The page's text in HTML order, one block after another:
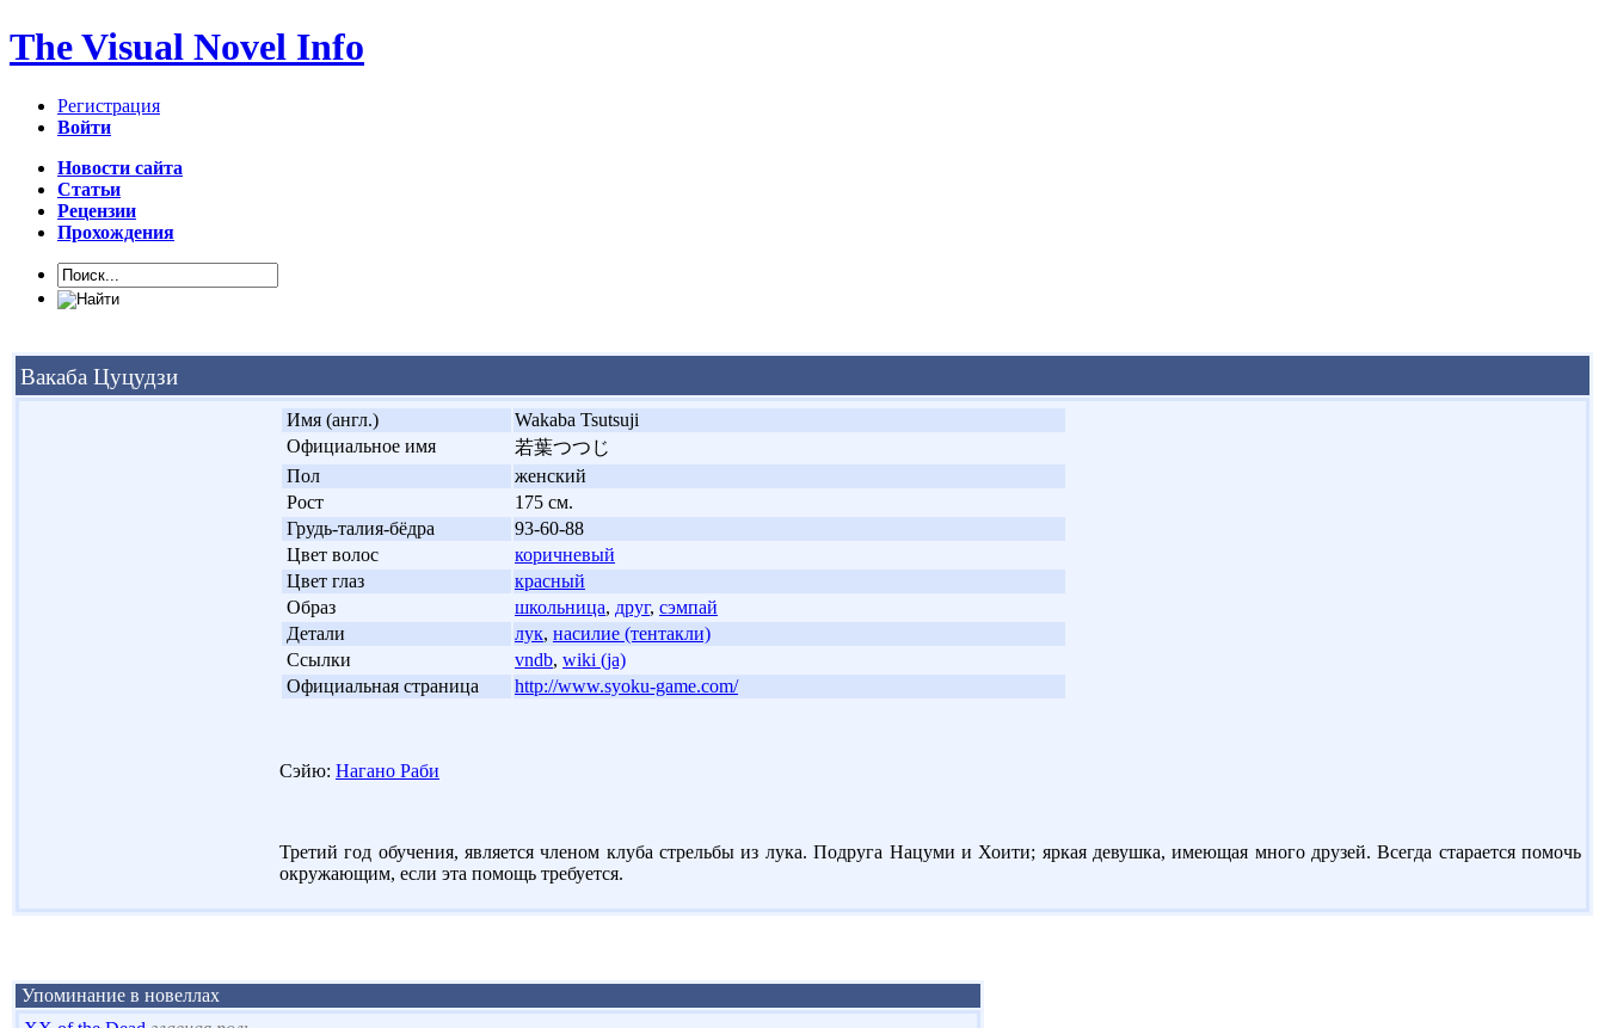
The Visual Novel Info
Регистрация
Войти
Новости сайта
Статьи
Рецензии
Прохождения
Вакаба Цуцудзи
Имя (англ.)
Wakaba Tsutsuji
Официальное имя
若葉つつじ
Пол
женский
Рост
175 см.
Грудь-талия-бёдра
93-60-88
Цвет волос
коричневый
Цвет глаз
красный
Образ школьница, друг, сэмпай
Детали лук, насилие (тентакли)
Ссылки vndb, wiki (ja)
Официальная страница http://www.syoku-game.com/
Сэйю: Нагано Раби
Третий год обучения, является членом клуба стрельбы из лука. Подруга Нацуми и Хоити; яркая девушка, имеющая много друзей. Всегда старается помочь
окружающим, если эта помощь требуется.
Упоминание в новеллах